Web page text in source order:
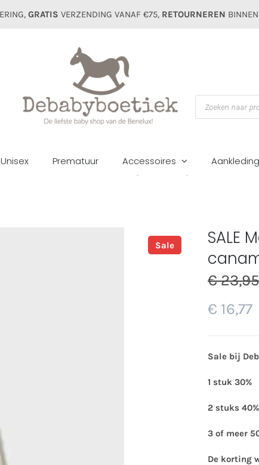
GRATIS VERZENDING VANAF €75, RETOURNEREN
Producten
zoeken
Unisex Prematuur Accessoires Aankleding
Sale
SALE
€23,95
€ 16,77
Sale bij
1 stuk 30%
2 stuks 40%
3 of meer
De korting